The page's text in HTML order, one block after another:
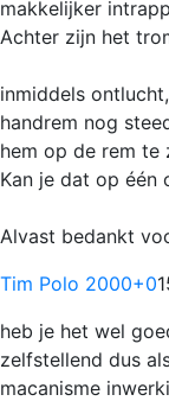
makkelijker
Achter zijn het
inmiddels
handrem nog
hem op de rem te
Kan je dat op één
Alvast bedankt
Tim Polo 2000+0
heb je het wel
zelfstellend dus
macanisme